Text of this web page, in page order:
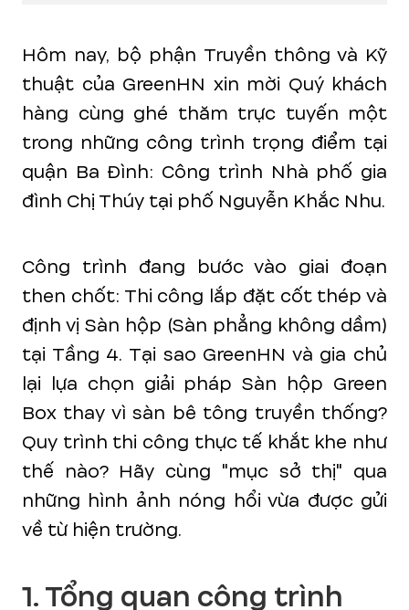
Hôm nay, bộ phận Truyền thông và Kỹ
thuật của GreenHN xin mời Quý khách
hàng cùng ghé thăm trực tuyến một
trong những công trình trọng điểm tại
quận Ba Đình: Công trình Nhà phố gia
đình Chị Thúy tại phố Nguyễn Khắc Nhu.
Công trình đang bước vào giai đoạn
then chốt: Thi công lắp đặt cốt thép và
định vị Sàn hộp (Sàn phẳng không dầm)
tại Tầng 4. Tại sao GreenHN và gia chủ
lại lựa chọn giải pháp Sàn hộp Green
Box thay vì sàn bê tông truyền thống?
Quy trình thi công thực tế khắt khe như
thế nào? Hãy cùng "mục sở thị" qua
những hình ảnh nóng hổi vừa được gửi
về từ hiện trường.
1. Tổng quan công trình